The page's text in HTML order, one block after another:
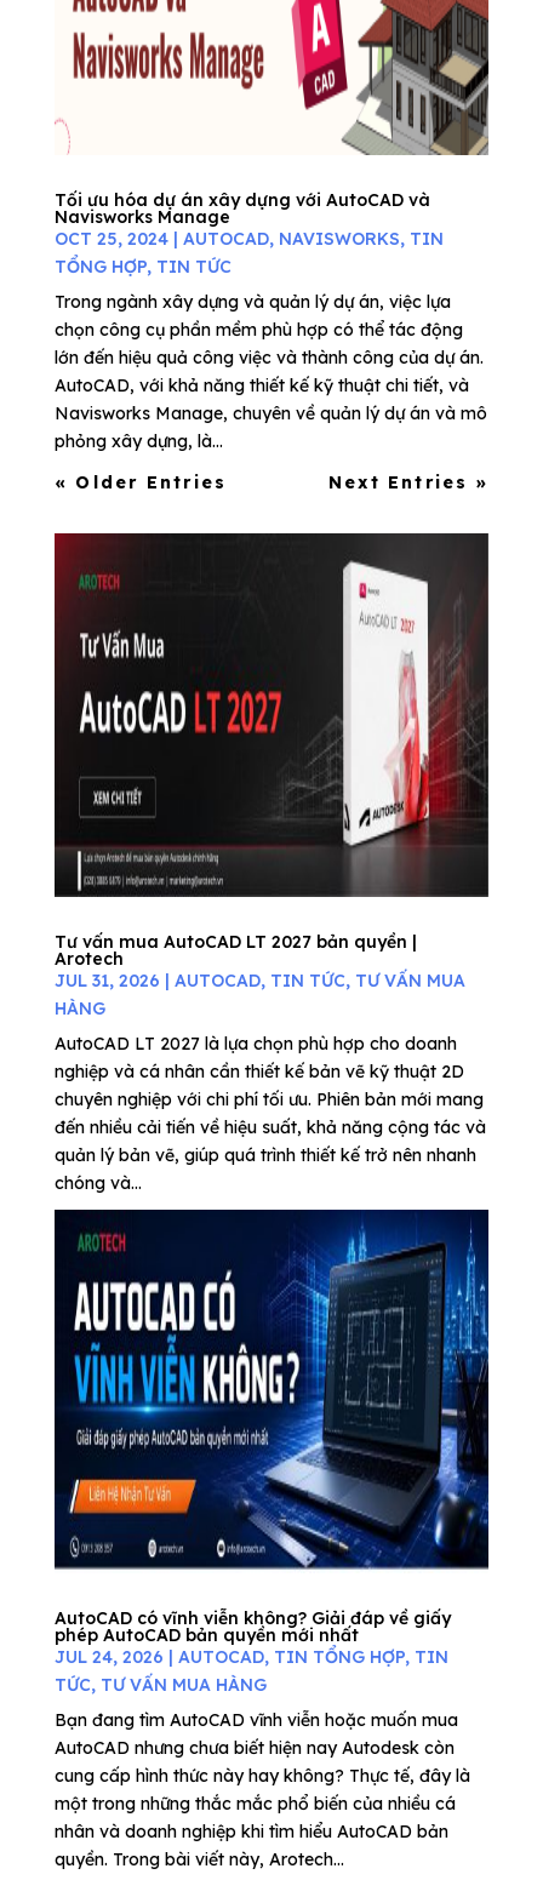
Tối ưu hóa dự án xây dựng với AutoCAD và
Navisworks Manage
OCT 25, 2024| AUTOCAD, NAVISWORKS, TIN
TỔNG HỢP, TIN TỨC
Trong ngành xây dựng và quản lý dự án, việc lựa
chọn công cụ phần mềm phù hợp có thể tác động
lớn đến hiệu quả công việc và thành công của dự án.
AutoCAD, với khả năng thiết kế kỹ thuật chi tiết, và
Navisworks Manage, chuyên về quản lý dự án và mô
phỏng xây dựng, là...
« Older Entries
Next Entries »
Tư vấn mua AutoCAD LT 2027 bản quyền |
Arotech
JUL 31, 2026 | AUTOCAD, TIN TỨC, TƯ VẤN MUA
HÀNG
AutoCAD LT 2027 là lựa chọn phù hợp cho doanh
nghiệp và cá nhân cần thiết kế bản vẽ kỹ thuật 2D
chuyên nghiệp với chi phí tối ưu. Phiên bản mới mang
đến nhiều cải tiến về hiệu suất, khả năng cộng tác và
quản lý bản vẽ, giúp quá trình thiết kế trở nên nhanh
chóng và...
AutoCAD có vĩnh viễn không? Giải đáp về giấy
phép AutoCAD bản quyền mới nhất
JUL 24, 2026 | AUTOCAD, TIN TỔNG HỢP, TIN
TỨC, TƯ VẤN MUA HÀNG
Bạn đang tìm AutoCAD vĩnh viễn hoặc muốn mua
AutoCAD nhưng chưa biết hiện nay Autodesk còn
cung cấp hình thức này hay không? Thực tế, đây là
một trong những thắc mắc phổ biến của nhiều cá
nhân và doanh nghiệp khi tìm hiểu AutoCAD bản
quyền. Trong bài viết này, Arotech...